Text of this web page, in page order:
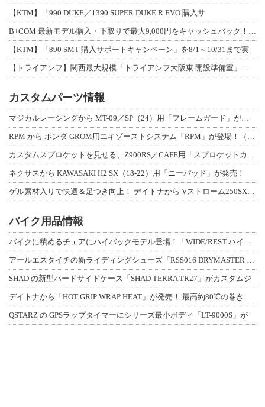
【KTM】「990 DUKE／1390 SUPER DUKE R EVO 購入サ
B+COM 最新モデル購入・下取りで最大9,000円をキャッシュバック！「B+F
【KTM】「890 SMT 購入サポートキャンペーン」を8/1～10/31まで実
【トライアンフ】関西最大規模「トライアンフ大阪東 開設準備室」がオープン！ 限定
カスタムパーツ情報
マジカルレーシングから MT-09／SP（24）用「フレームガード」が登場！
RPM から ホンダ GROM用エキゾーストシステム「RPM」が登場！（動画あり
カスタムスプロケットを見せる、Z900RS／CAFE用「スプロケットカバーフルキ
ネクサスから KAWASAKI H2 SX（18-22）用「ニーパッド」が発売！
ゲル素材入りで快適＆足つき向上！ デイトナから Vストローム250SX用「快適ロ
バイク用品情報
バイクに積めるチェアにハイバックモデル登場！「WIDE/REST ハイバックチェ
アールエスタイチの新ライディングシューズ「RSS016 DRYMASTER スト
SHAD の新型ハードサイドケース「SHAD TERRA TR27」がカスタムジ
デイトナから「HOT GRIP WRAP HEAT」が発売！ 最高約80℃の巻き
QSTARZ の GPSラップタイマーにシリーズ最小ボディ「LT-9000S」が